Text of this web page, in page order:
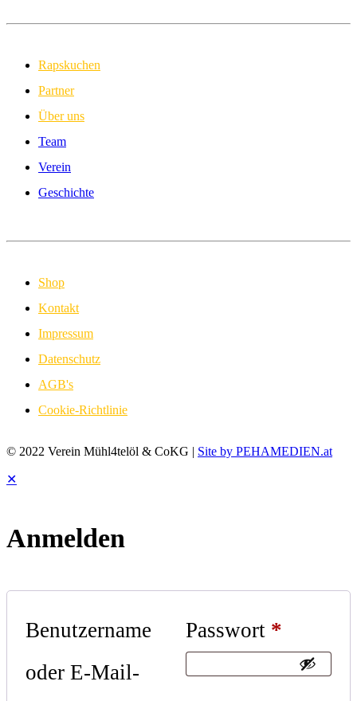
Rapskuchen
Partner
Über uns
Team
Verein
Geschichte
Shop
Kontakt
Impressum
Datenschutz
AGB's
Cookie-Richtlinie
© 2022 Verein Mühl4telöl & CoKG | Site by PEHAMEDIEN.at
✕
Anmelden
Benutzername
oder E-Mail-
Passwort *